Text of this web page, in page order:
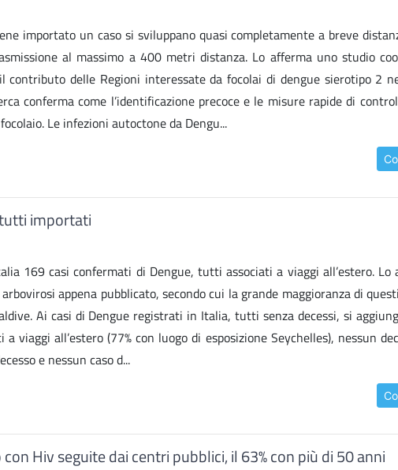
importato un caso si sviluppano quasi completamente a breve
al massimo a 400 metri distanza. Lo afferma uno studio
contributo delle Regioni interessate da focolai di dengue sierotipo 2
conferma come l’identificazione precoce e le misure rapide di
Le infezioni autoctone da Dengu...
importati
169 casi confermati di Dengue, tutti associati a viaggi all’estero. Lo
appena pubblicato, secondo cui la grande maggioranza di
Ai casi di Dengue registrati in Italia, tutti senza decessi, si
all’estero (77% con luogo di esposizione Seychelles), nessun
e nessun caso d...
Hiv seguite dai centri pubblici, il 63% con più di 50 anni